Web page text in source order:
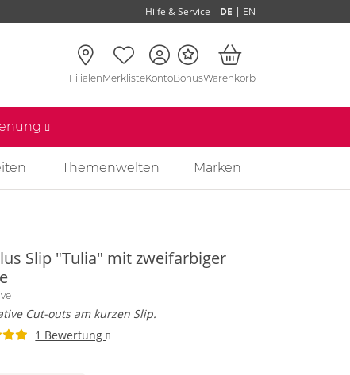
Hilfe & Service DE | EN
FilialenMerklisteKontoBonusWarenkorb
Themenwelten Marken
Slip "Tulia" mit zweifarbiger
Cut-outs am kurzen Slip.
1 Bewertung